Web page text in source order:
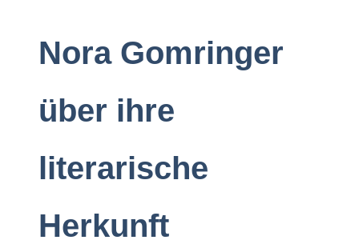
Nora Gomringer
über ihre
literarische
Herkunft